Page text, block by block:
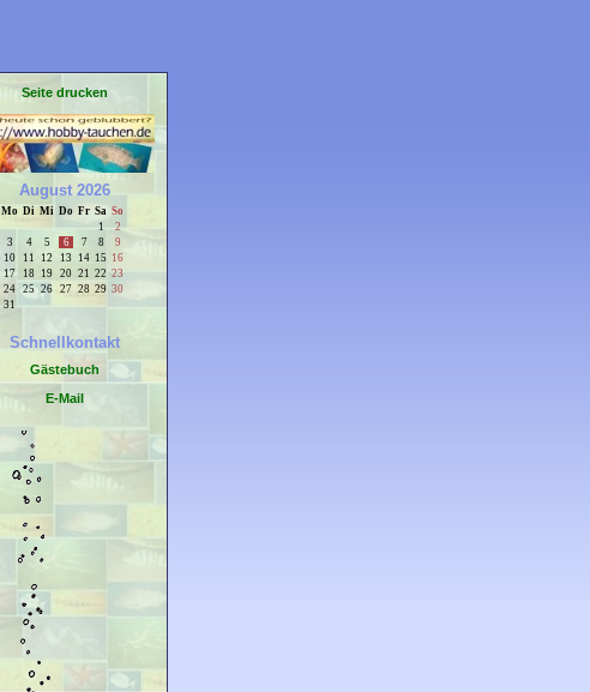
Seite drucken
August 2026
Mo Di Mi Do Fr Sa So
1
2
3
4 5 6 7 8
9
10
11 12 13 14 15 16
17
18 19 20 21 22 23
24 25 26 27 28 29 30
31
Schnellkontakt
Gästebuch
E-Mail